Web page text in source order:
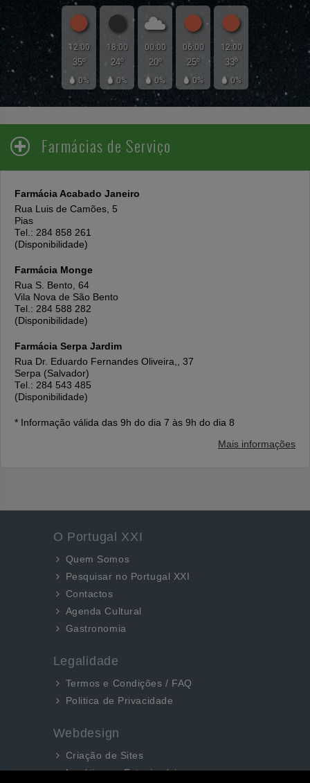
12:00
35º
0%
18:00
24º
0%
00:00
20º
0%
06:00
25º
0%
12:00
33º
0%
Farmácias de Serviço
Farmácia Acabado Janeiro
Rua Luis de Camões, 5
Pias
Tel.: 284 858 261
(Disponibilidade)
Farmácia Monge
Rua S. Bento, 64
Vila Nova de São Bento
Tel.: 284 588 282
(Disponibilidade)
Farmácia Serpa Jardim
Rua Dr. Eduardo Fernandes Oliveira,, 37
Serpa (Salvador)
Tel.: 284 543 485
(Disponibilidade)
* Informação válida das 9h do dia 7 às 9h do dia 8
Mais informações
O Portugal XXI
Quem Somos
Pesquisar no Portugal XXI
Contactos
Agenda Cultural
Gastronomia
Legalidade
Termos e Condições / FAQ
Politica de Privacidade
Webdesign
Criação de Sites
Logótipos e Estacionários